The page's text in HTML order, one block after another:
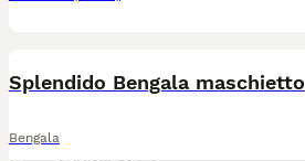
Splendido Bengala maschietto
Bengala